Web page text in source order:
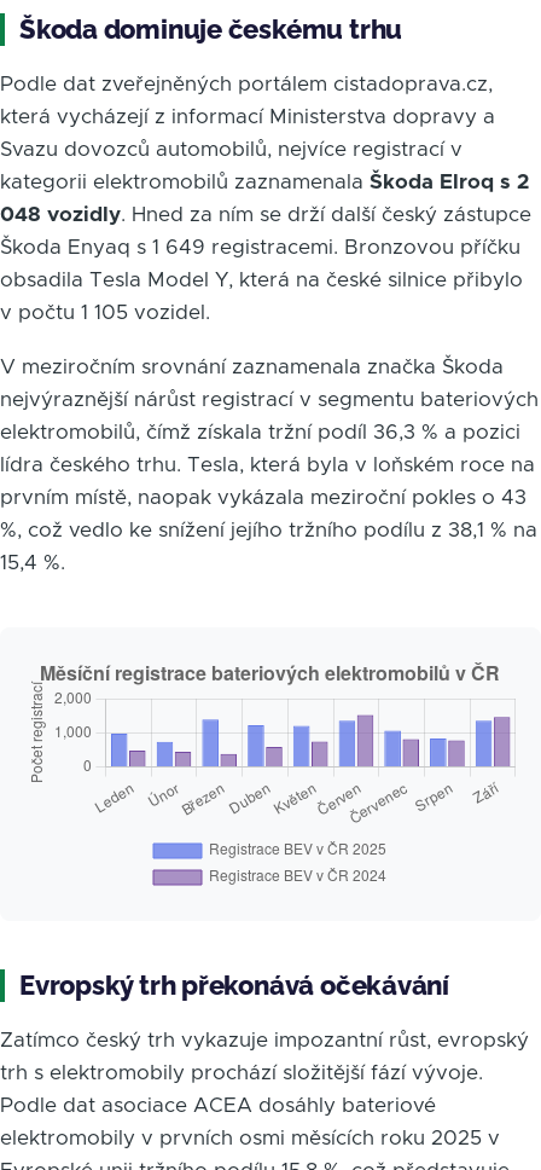
Škoda dominuje českému trhu
Podle dat zveřejněných portálem cistadoprava.cz,
která vycházejí z informací Ministerstva dopravy a
Svazu dovozců automobilů, nejvíce registrací v
kategorii elektromobilů zaznamenala Škoda Elroq s 2
048 vozidly. Hned za ním se drží další český zástupce
Škoda Enyaq s 1 649 registracemi. Bronzovou příčku
obsadila Tesla Model Y, která na české silnice přibylo
v počtu 1 105 vozidel.
V meziročním srovnání zaznamenala značka Škoda
nejvýraznější nárůst registrací v segmentu bateriových
elektromobilů, čímž získala tržní podíl 36,3 % a pozici
lídra českého trhu. Tesla, která byla v loňském roce na
prvním místě, naopak vykázala meziroční pokles o 43
%, což vedlo ke snížení jejího tržního podílu z 38,1 % na
15,4 %.
Evropský trh překonává očekávání
Zatímco český trh vykazuje impozantní růst, evropský
trh s elektromobily prochází složitější fází vývoje.
Podle dat asociace ACEA dosáhly bateriové
elektromobily v prvních osmi měsících roku 2025 v